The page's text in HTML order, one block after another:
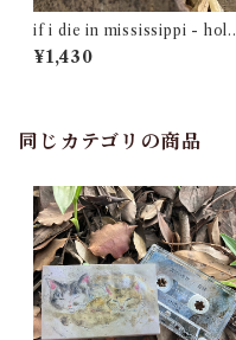
if i die in mississippi - holo
graphic heartache
¥1,430
同じカテゴリの商品